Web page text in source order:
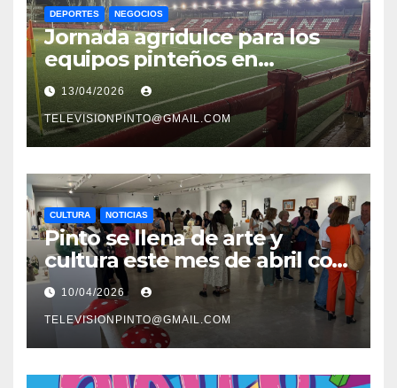
DEPORTES NEGOCIOS
Jornada agridulce para los
equipos pinteños en
Preferente con el liderato del
Atlético de Pinto bajo
amenaza
13/04/2026
TELEVISIONPINTO@GMAIL.COM
CULTURA NOTICIAS
Pinto se llena de arte y
cultura este mes de abril con
una variada programación de
exposiciones y espectáculos
10/04/2026
TELEVISIONPINTO@GMAIL.COM